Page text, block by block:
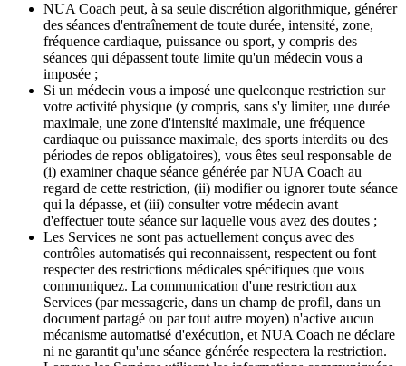
NUA Coach peut, à sa seule discrétion algorithmique, générer
des séances d'entraînement de toute durée, intensité, zone,
fréquence cardiaque, puissance ou sport, y compris des
séances qui dépassent toute limite qu'un médecin vous a
imposée ;
Si un médecin vous a imposé une quelconque restriction sur
votre activité physique (y compris, sans s'y limiter, une durée
maximale, une zone d'intensité maximale, une fréquence
cardiaque ou puissance maximale, des sports interdits ou des
périodes de repos obligatoires), vous êtes seul responsable de
(i) examiner chaque séance générée par NUA Coach au
regard de cette restriction, (ii) modifier ou ignorer toute séance
qui la dépasse, et (iii) consulter votre médecin avant
d'effectuer toute séance sur laquelle vous avez des doutes ;
Les Services ne sont pas actuellement conçus avec des
contrôles automatisés qui reconnaissent, respectent ou font
respecter des restrictions médicales spécifiques que vous
communiquez. La communication d'une restriction aux
Services (par messagerie, dans un champ de profil, dans un
document partagé ou par tout autre moyen) n'active aucun
mécanisme automatisé d'exécution, et NUA Coach ne déclare
ni ne garantit qu'une séance générée respectera la restriction.